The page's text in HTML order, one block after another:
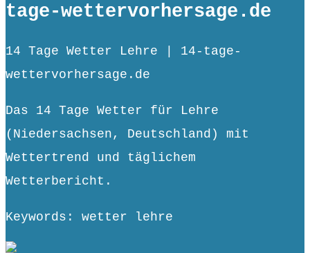
tage-wettervorhersage.de
14 Tage Wetter Lehre | 14-tage-
wettervorhersage.de
Das 14 Tage Wetter für Lehre
(Niedersachsen, Deutschland) mit
Wettertrend und täglichem
Wetterbericht.
Keywords: wetter lehre